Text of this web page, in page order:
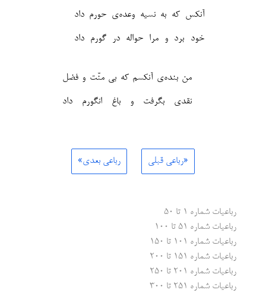
آنکس که به نسیه وعده‌ی حورم داد
خود برد و مرا حواله در گورم داد
من بنده‌ی آنکسم که بی منّت و فضل
نقدی بگرفت و باغ انگورم داد
«رباعی قبلی رباعی بعدی»
رباعیات شماره ۱ تا ۵۰
رباعیات شماره ۵۱ تا ۱۰۰
رباعیات شماره ۱۰۱ تا ۱۵۰
رباعیات شماره ۱۵۱ تا ۲۰۰
رباعیات شماره ۲۰۱ تا ۲۵۰
رباعیات شماره ۲۵۱ تا ۳۰۰